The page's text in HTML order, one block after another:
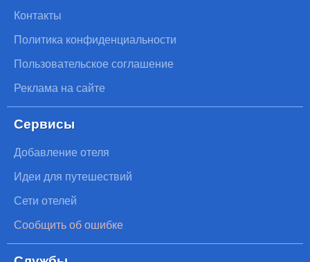
Контакты
Политика конфиденциальности
Пользовательское соглашение
Реклама на сайте
Сервисы
Добавление отеля
Идеи для путешествий
Сети отелей
Сообщить об ошибке